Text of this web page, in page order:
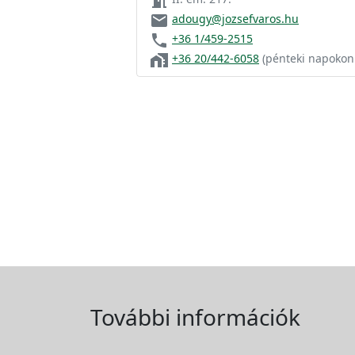
email adougy@jozsefvaros.hu
phone +36 1/459-2515
home_work +36 20/442-6058 (pénteki
További információk